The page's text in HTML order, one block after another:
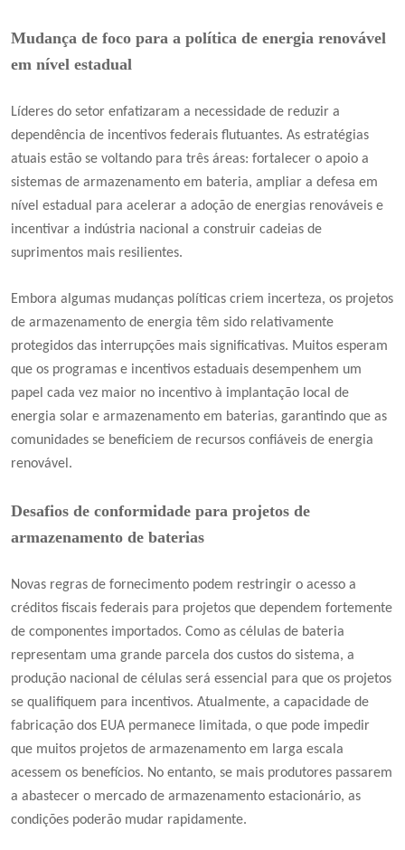
Mudança de foco para a política de energia renovável
em nível estadual
Líderes do setor enfatizaram a necessidade de reduzir a
dependência de incentivos federais flutuantes. As estratégias
atuais estão se voltando para três áreas: fortalecer o apoio a
sistemas de armazenamento em bateria, ampliar a defesa em
nível estadual para acelerar a adoção de energias renováveis ​​e
incentivar a indústria nacional a construir cadeias de
suprimentos mais resilientes.
Embora algumas mudanças políticas criem incerteza, os projetos
de armazenamento de energia têm sido relativamente
protegidos das interrupções mais significativas. Muitos esperam
que os programas e incentivos estaduais desempenhem um
papel cada vez maior no incentivo à implantação local de
energia solar e armazenamento em baterias, garantindo que as
comunidades se beneficiem de recursos confiáveis ​​de energia
renovável.
Desafios de conformidade para projetos de
armazenamento de baterias
Novas regras de fornecimento podem restringir o acesso a
créditos fiscais federais para projetos que dependem fortemente
de componentes importados. Como as células de bateria
representam uma grande parcela dos custos do sistema, a
produção nacional de células será essencial para que os projetos
se qualifiquem para incentivos. Atualmente, a capacidade de
fabricação dos EUA permanece limitada, o que pode impedir
que muitos projetos de armazenamento em larga escala
acessem os benefícios. No entanto, se mais produtores passarem
a abastecer o mercado de armazenamento estacionário, as
condições poderão mudar rapidamente.